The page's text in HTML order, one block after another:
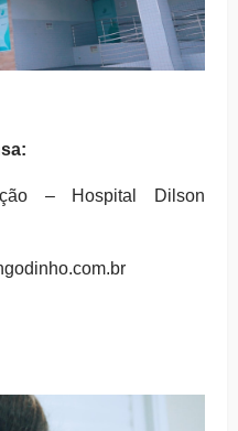
– Hospital Dilson